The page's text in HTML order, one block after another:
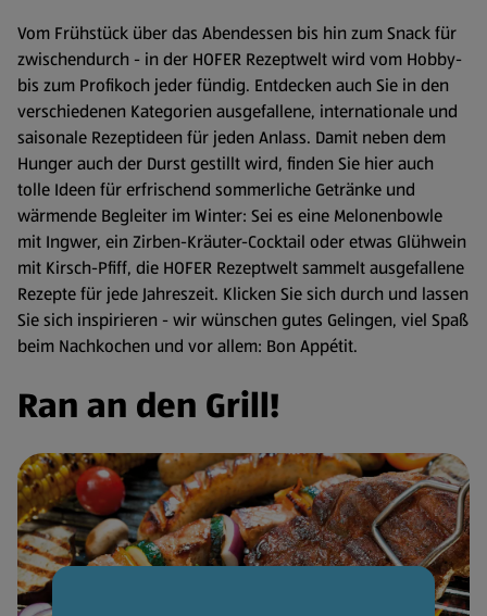
Vom Frühstück über das Abendessen bis hin zum Snack für
zwischendurch - in der HOFER Rezeptwelt wird vom Hobby-
bis zum Profikoch jeder fündig. Entdecken auch Sie in den
verschiedenen Kategorien ausgefallene, internationale und
saisonale Rezeptideen für jeden Anlass. Damit neben dem
Hunger auch der Durst gestillt wird, finden Sie hier auch
tolle Ideen für erfrischend sommerliche Getränke und
wärmende Begleiter im Winter: Sei es eine Melonenbowle
mit Ingwer, ein Zirben-Kräuter-Cocktail oder etwas Glühwein
mit Kirsch-Pfiff, die HOFER Rezeptwelt sammelt ausgefallene
Rezepte für jede Jahreszeit. Klicken Sie sich durch und lassen
Sie sich inspirieren - wir wünschen gutes Gelingen, viel Spaß
beim Nachkochen und vor allem: Bon Appétit.
Ran an den Grill!